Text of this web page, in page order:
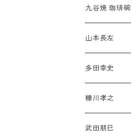
九谷焼 珈琲碗
山本長左
多田幸史
糠川孝之
武田朋巳